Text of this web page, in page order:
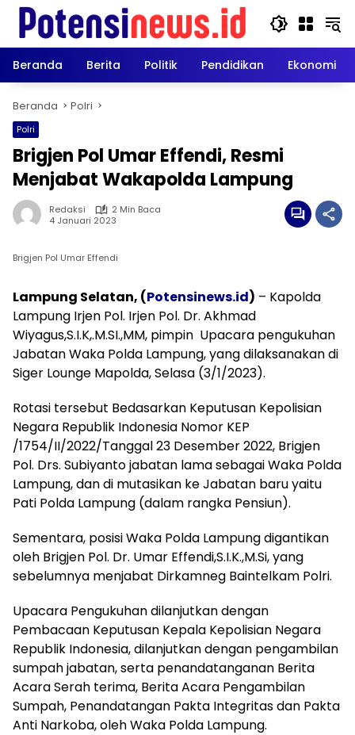
Langsung
konten
Beranda
Berita Politik Pendidikan Ekonomi
Beranda Polri
Polri
Brigjen Pol Umar Effendi, Resmi
Menjabat Wakapolda Lampung
Redaksi
2 Min Baca
4 Januari 2023
Brigjen Pol Umar Effendi
Lampung Selatan, (Potensinews.id) – Kapolda
Lampung Irjen Pol. Irjen Pol. Dr. Akhmad
Wiyagus,S.I.K,.M.SI.,MM, pimpin Upacara pengukuhan
Jabatan Waka Polda Lampung, yang dilaksanakan di
Siger Lounge Mapolda, Selasa (3/1/2023).
Rotasi tersebut Bedasarkan Keputusan Kepolisian
Negara Republik Indonesia Nomor KEP
/1754/II/2022/Tanggal 23 Desember 2022, Brigjen
Pol. Drs. Subiyanto jabatan lama sebagai Waka Polda
Lampung, dan di mutasikan ke Jabatan baru yaitu
Pati Polda Lampung (dalam rangka Pensiun).
Sementara, posisi Waka Polda Lampung digantikan
oleh Brigjen Pol. Dr. Umar Effendi,S.I.K.,M.Si, yang
sebelumnya menjabat Dirkamneg Baintelkam Polri.
Upacara Pengukuhan dilanjutkan dengan
Pembacaan Keputusan Kepala Kepolisian Negara
Republik Indonesia, dilanjutkan dengan pengambilan
sumpah jabatan, serta penandatanganan Berita
Acara Serah terima, Berita Acara Pengambilan
Sumpah, Penandatangan Pakta Integritas dan Pakta
Anti Narkoba, oleh Waka Polda Lampung.